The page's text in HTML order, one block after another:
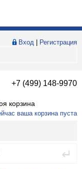
Вход
Регистрация
+7 (499) 148-9970
корзина
ваша корзина пуста